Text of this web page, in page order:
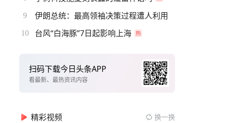
9 伊朗总统：最高领袖决策过程遭人利用
10 台风“白海豚”7日起影响上海
扫码下载今日头条APP
看最新、最热资讯内容
精彩视频 换一换